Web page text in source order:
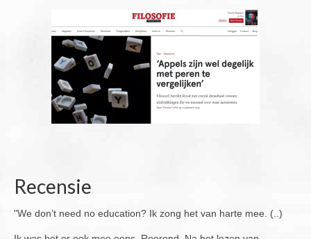
Recensie
"We don’t need no education? Ik zong het van harte mee. (..)